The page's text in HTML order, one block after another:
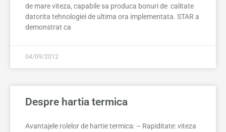
de mare viteza, capabile sa produca bonuri de calitate
datorita tehnologiei de ultima ora implementata. STAR a
demonstrat ca
04/09/2012
Despre hartia termica
Avantajele rolelor de hartie termica: – Rapiditate: viteza